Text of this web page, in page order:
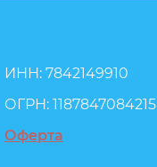
ИНН: 7842149910
ОГРН: 1187847084215
Оферта